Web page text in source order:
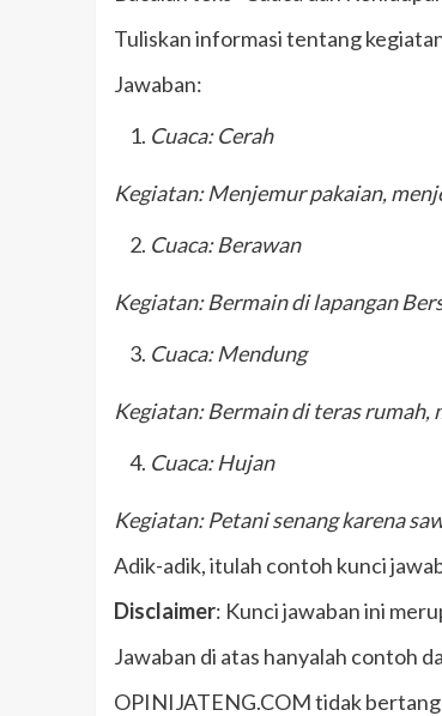
Tuliskan informasi tentang
Jawaban:
Cuaca: Cerah
Kegiatan:Menjemur pakaian,
Cuaca: Berawan
Kegiatan: Bermain di lapangan
Cuaca: Mendung
Kegiatan: Bermain di teras
Cuaca: Hujan
Kegiatan: Petani senang karena
Adik-adik, itulah contoh kunci
Disclaimer: Kunci jawaban ini
Jawaban di atas hanyalah contoh
OPINIJATENG.COM tidak